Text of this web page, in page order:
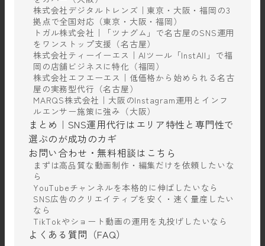
株式会社デジタルトレンズ｜東京・大阪・福岡の3
拠点で全国対応（東京・大阪・福岡）
トガル株式会社｜「ツナグム」で名古屋のSNS運用
をワンストップ支援（名古屋）
株式会社ティーイーエス｜AIツール「InstAll」で福
岡の店舗ビジネスに特化（福岡）
株式会社エフエーエス｜低価格から始められる名古
屋の実務型代行（名古屋）
MARQS株式会社｜大阪のInstagram運用とインフ
ルエンサー施策に強み（大阪）
まとめ｜SNS運用代行はエリア特性と専門性で
選ぶのが成功のカギ
お問い合わせ・無料相談はこちら
まずは高品質な動画制作・編集だけを依頼したいな
ら
YouTubeチャンネルを本格的に伸ばしたいなら
SNS広告のクリエイティブを安く・速く量産したい
なら
TikTokやショート動画の運用を丸投げしたいなら
よくある質問（FAQ）